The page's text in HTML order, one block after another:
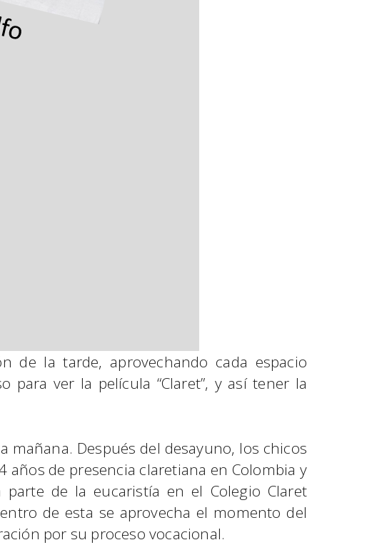
de la tarde, aprovechando cada espacio
ver la película “Claret”, y así tener la
mañana. Después del desayuno, los chicos
años de presencia claretiana en Colombia y
de la eucaristía en el Colegio Claret
de esta se aprovecha el momento del
por su proceso vocacional.